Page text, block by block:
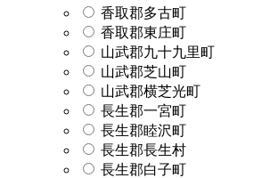
香取郡多古町
香取郡東庄町
山武郡九十九里町
山武郡芝山町
山武郡横芝光町
長生郡一宮町
長生郡睦沢町
長生郡長生村
長生郡白子町